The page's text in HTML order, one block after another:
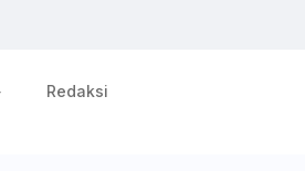
Redaksi